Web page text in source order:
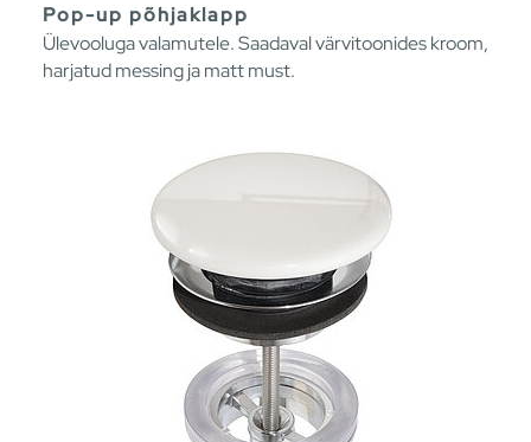
Pop-up põhjaklapp
Ülevooluga valamutele. Saadaval värvitoonides kroom,
harjatud messing ja matt must.